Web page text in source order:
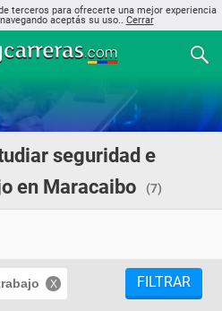
terceros para ofrecerte una mejor experiencia
aceptás su uso.. Cerrar
seguridad e
en Maracaibo
(7)
FILTRAR